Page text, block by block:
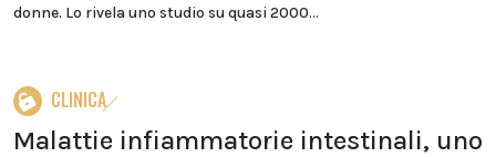
donne. Lo rivela uno studio su quasi 2000...
CLINICA
Malattie infiammatorie intestinali, uno